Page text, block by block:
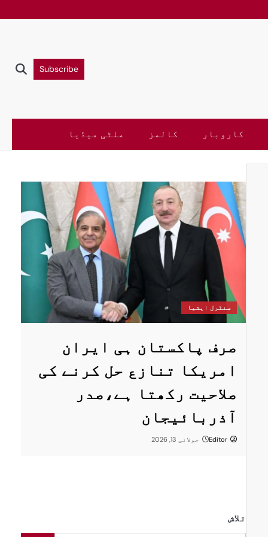
Subscribe
کاروبار کالمز ملٹی میڈیا
سنٹرل ایشیا
صرف پاکستان ہی ایران
امریکا تنازع حل کرنے کی
صلاحیت رکھتا ہے،صدر
آذربائیجان
Editor جولائی 13, 2026
تلاش